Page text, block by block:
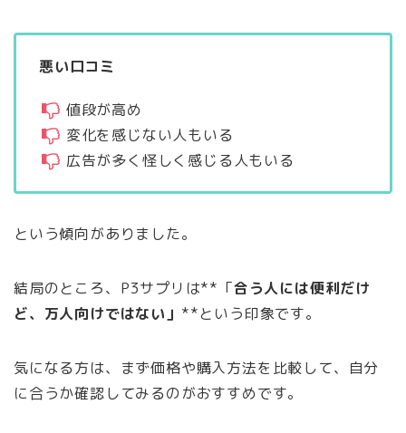
悪い口コミ
値段が高め
変化を感じない人もいる
広告が多く怪しく感じる人もいる
という傾向がありました。
結局のところ、P3サプリは**「合う人には便利だけ
ど、万人向けではない」 **という印象です。
気になる方は、まず価格や購入方法を比較して、自分
に合うか確認してみるのがおすすめです。